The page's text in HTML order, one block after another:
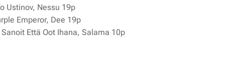
Ustinov, Nessu 19p
Emperor, Dee 19p
Että Oot Ihana, Salama 10p